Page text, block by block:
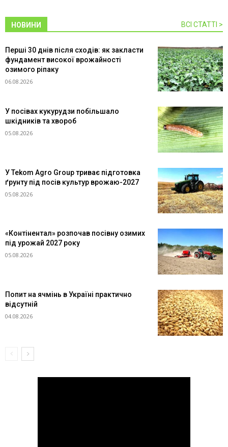
НОВИНИ ВСІ СТАТТІ >
Перші 30 днів після сходів: як закласти
фундамент високої врожайності
озимого ріпаку
06.08.2026
У посівах кукурудзи побільшало
шкідників та хвороб
05.08.2026
У Tekom Agro Group триває підготовка
ґрунту під посів культур врожаю-2027
05.08.2026
«Контінентал» розпочав посівну озимих
під урожай 2027 року
05.08.2026
Попит на ячмінь в Україні практично
відсутній
04.08.2026